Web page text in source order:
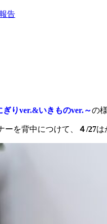
告
りver.&いきものver.～の
を背中につけて、 ４/27は